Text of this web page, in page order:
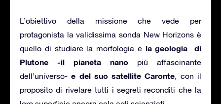
L’obiettivo della missione che vede per
protagonista la validissima sonda New Horizons è
quello di studiare la morfologia e la geologia di
Plutone -il pianeta nano più affascinante
dell’universo-e del suo satellite Caronte, con il
proposito di rivelare tutti i segreti reconditi che la